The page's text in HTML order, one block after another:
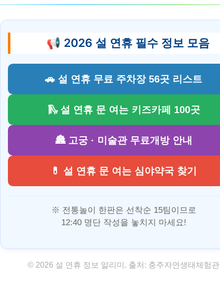
📢 2026 설 연휴 필수 정보 모음
🚗 설 연휴 무료 주차장 56곳 리스트
🛝 설 연휴 문 여는 키즈카페 100곳
🏯 고궁 · 미술관 무료개방 안내
💊 설 연휴 문 여는 심야약국 찾기
※ 전통놀이 한판은 선착순 15팀이므로
12:40 명단 작성을 놓치지 마세요!
© 2026 설 연휴 정보 알리미. 출처: 충주자연생태체험관